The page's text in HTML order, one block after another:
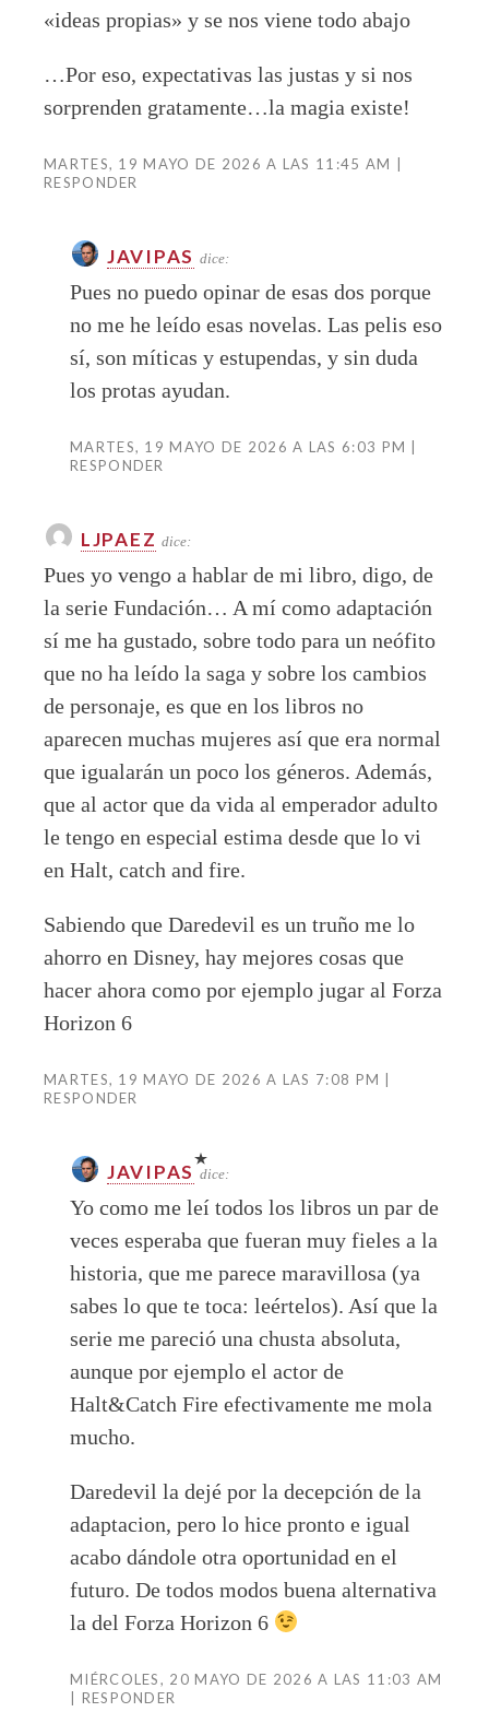
«ideas propias» y se nos viene todo abajo
…Por eso, expectativas las justas y si nos
sorprenden gratamente…la magia existe!
MARTES, 19 MAYO DE 2026 A LAS 11:45 AM
RESPONDER
JAVIPAS dice:
Pues no puedo opinar de esas dos porque
no me he leído esas novelas. Las pelis eso
sí, son míticas y estupendas, y sin duda
los protas ayudan.
MARTES, 19 MAYO DE 2026 A LAS 6:03 PM
RESPONDER
LJPAEZ dice:
Pues yo vengo a hablar de mi libro, digo, de
la serie Fundación… A mí como adaptación
sí me ha gustado, sobre todo para un neófito
que no ha leído la saga y sobre los cambios
de personaje, es que en los libros no
aparecen muchas mujeres así que era normal
que igualarán un poco los géneros. Además,
que al actor que da vida al emperador adulto
le tengo en especial estima desde que lo vi
en Halt, catch and fire.
Sabiendo que Daredevil es un truño me lo
ahorro en Disney, hay mejores cosas que
hacer ahora como por ejemplo jugar al Forza
Horizon 6
MARTES, 19 MAYO DE 2026 A LAS 7:08 PM
RESPONDER
JAVIPAS dice:
Yo como me leí todos los libros un par de
veces esperaba que fueran muy fieles a la
historia, que me parece maravillosa (ya
sabes lo que te toca: leértelos). Así que la
serie me pareció una chusta absoluta,
aunque por ejemplo el actor de
Halt&Catch Fire efectivamente me mola
mucho.
Daredevil la dejé por la decepción de la
adaptacion, pero lo hice pronto e igual
acabo dándole otra oportunidad en el
futuro. De todos modos buena alternativa
la del Forza Horizon 6
MIÉRCOLES, 20 MAYO DE 2026 A LAS 11:03 AM
RESPONDER